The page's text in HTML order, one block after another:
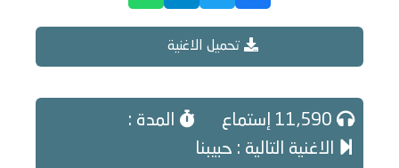
تحميل الاغنية
المدة :
الاغنية التالية : حبيبنا